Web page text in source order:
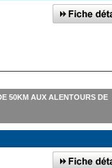
50KM AUX ALENTOURS DE